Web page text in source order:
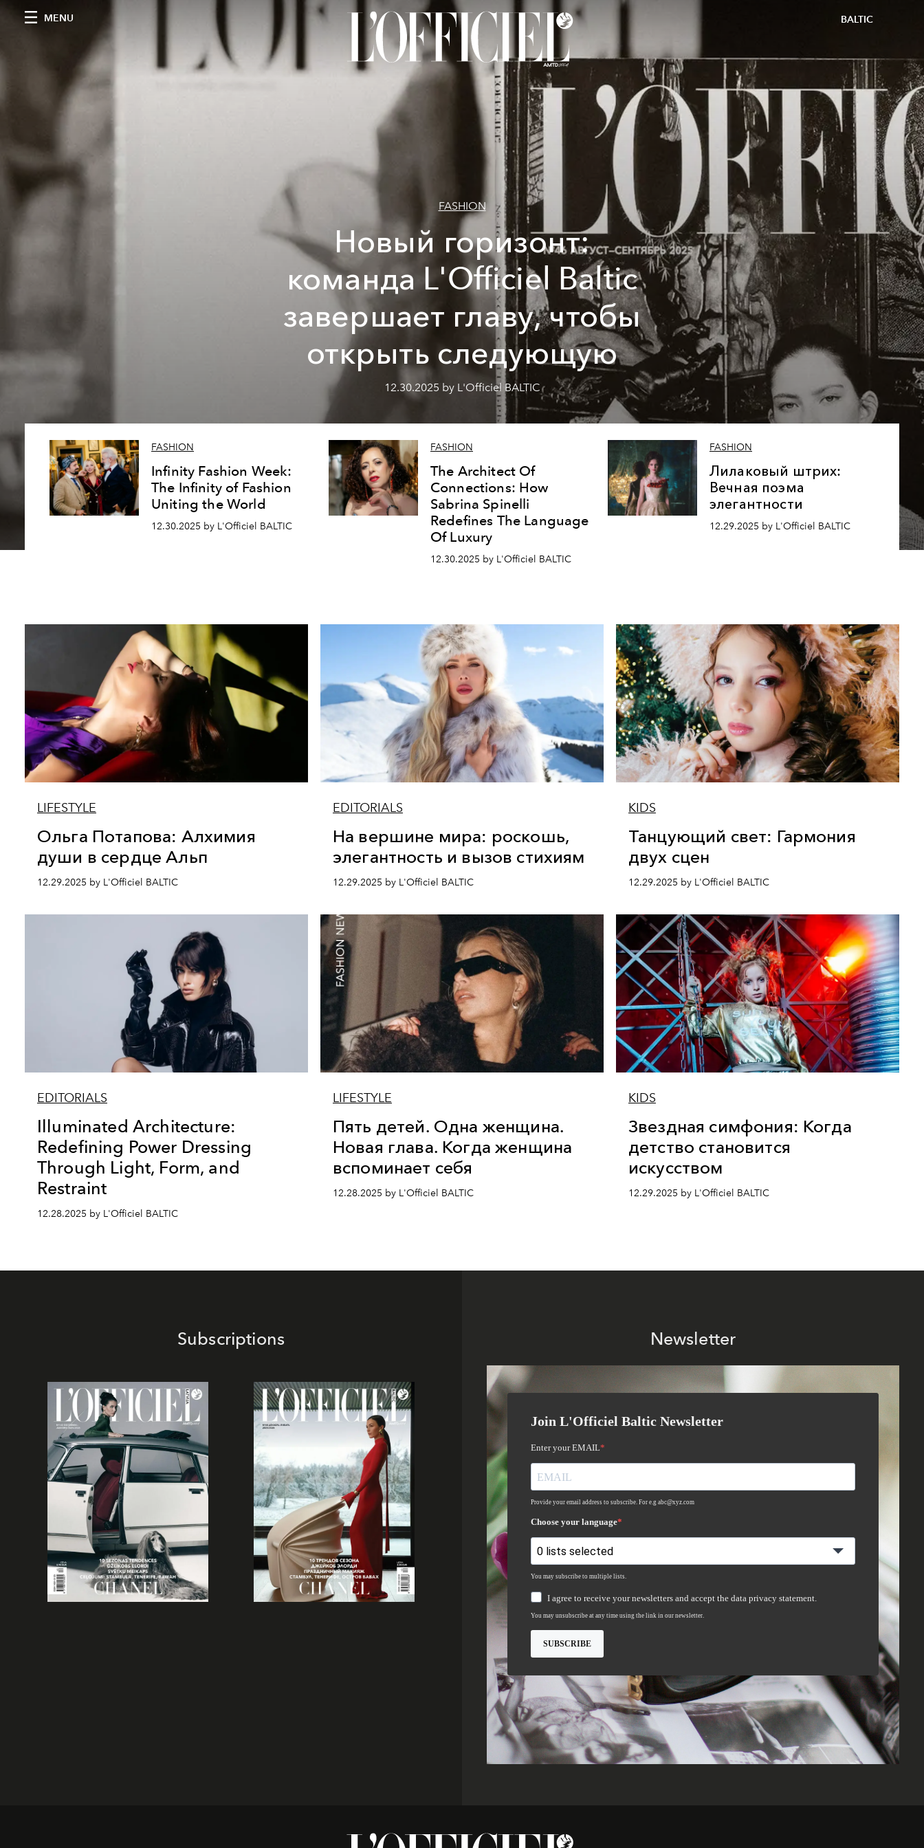
MENU BALTIC
FASHION
Новый горизонт:
команда L'Officiel Baltic
завершает главу, чтобы
открыть следующую
12.30.2025 by L'Officiel BALTIC
FASHION
Infinity Fashion Week:
The Infinity of Fashion
Uniting the World
12.30.2025 by L'Officiel BALTIC
FASHION
The Architect Of
Connections: How
Sabrina Spinelli
Redefines The Language
Of Luxury
12.30.2025 by L'Officiel BALTIC
FASHION
Лилаковый штрих:
Вечная поэма
элегантности
12.29.2025 by L'Officiel BALTIC
LIFESTYLE
Ольга Потапова: Алхимия
души в сердце Альп
12.29.2025 by L'Officiel BALTIC
EDITORIALS
На вершине мира: роскошь,
элегантность и вызов стихиям
12.29.2025 by L'Officiel BALTIC
KIDS
Танцующий свет: Гармония
двух сцен
12.29.2025 by L'Officiel BALTIC
EDITORIALS
Illuminated Architecture:
Redefining Power Dressing
Through Light, Form, and
Restraint
12.28.2025 by L'Officiel BALTIC
LIFESTYLE
Пять детей. Одна женщина.
Новая глава. Когда женщина
вспоминает себя
12.28.2025 by L'Officiel BALTIC
KIDS
Звездная симфония: Когда
детство становится
искусством
12.29.2025 by L'Officiel BALTIC
Subscriptions Newsletter